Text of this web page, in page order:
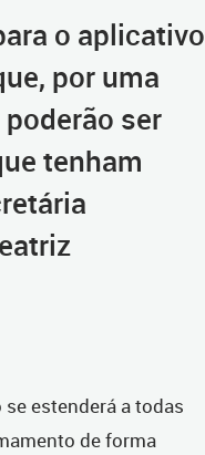
o aplicativo
por uma
ser
tenham
estenderá a todas
de forma